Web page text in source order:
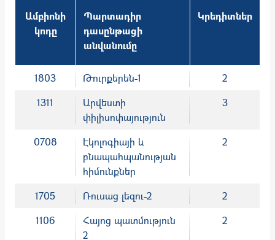
Ամբիոնի
կոդը
Պարտադիր
դասընթացի
անվանումը
Կրեդիտներ
1803 Թուրքերեն-1
2
1311
Արվեստի
փիլիսոփայություն
3
0708
Էկոլոգիայի և
բնապահպանության
հիմունքներ
2
1705 Ռուսաց լեզու-2
2
1106
Հայոց պատմություն
2
2